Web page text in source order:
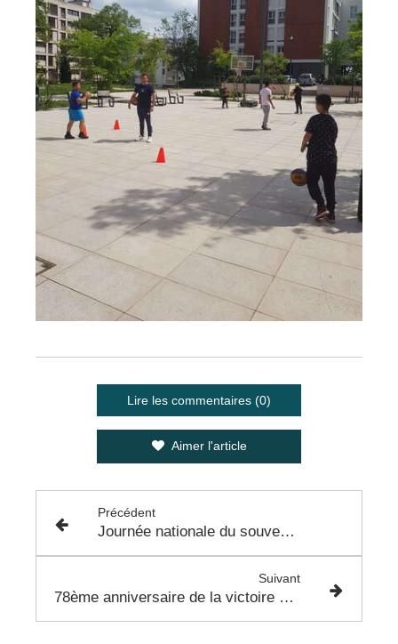
Lire les commentaires (0)
Aimer l'article
Précédent
Journée nationale du souvenir des victimes et des héros de la déportation - 30 Avril 2023
Suivant
78ème anniversaire de la victoire du 8 mai 1945 - Colomiers 2023